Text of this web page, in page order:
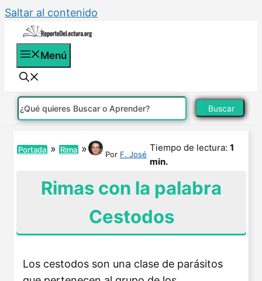
Saltar al contenido
Menú
Buscar
Portada » Rima » Por F. José
Tiempo de lectura: 1
min.
Rimas con la palabra
Cestodos
Los cestodos son una clase de parásitos